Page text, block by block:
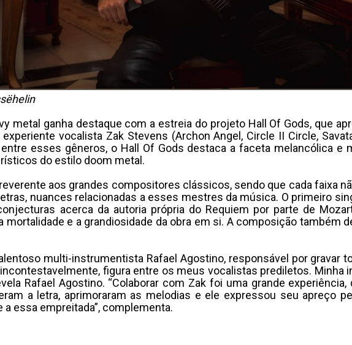
metal ganha destaque com a estreia do projeto Hall Of Gods, que
vocalista Zak Stevens (Archon Angel, Circle II Circle,
esses gêneros, o Hall Of Gods destaca a faceta melancólica
do estilo doom metal.
aos grandes compositores clássicos, sendo que cada faixa
nuances relacionadas a esses mestres da música. O primeiro
acerca da autoria própria do Requiem por parte de
mortalidade e a grandiosidade da obra em si. A composição também
multi-instrumentista Rafael Agostino, responsável por gravar
figura entre os meus vocalistas prediletos. Minha
Rafael Agostino. “Colaborar com Zak foi uma grande
a letra, aprimoraram as melodias e ele expressou seu apreço
essa empreitada”, complementa.